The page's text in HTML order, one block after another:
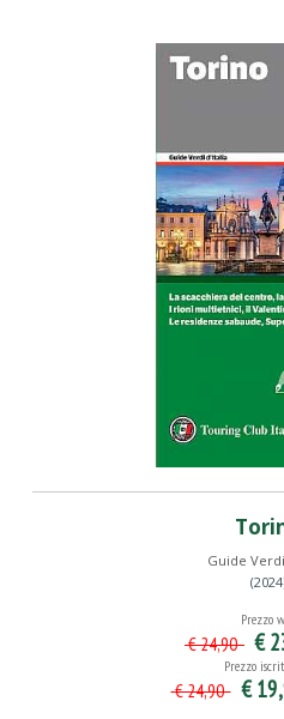
Guide
Prezzo
€ 24,90 €
Prezzo
€ 24,90 €